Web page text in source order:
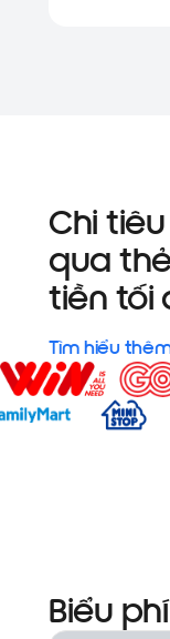
Chi
qua
tiền tối
Tìm hiểu
Biểu